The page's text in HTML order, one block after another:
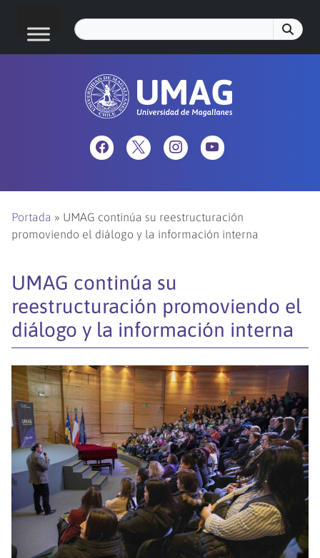
Portada » UMAG continúa su reestructuración
promoviendo el diálogo y la información interna
UMAG continúa su
reestructuración promoviendo el
diálogo y la información interna